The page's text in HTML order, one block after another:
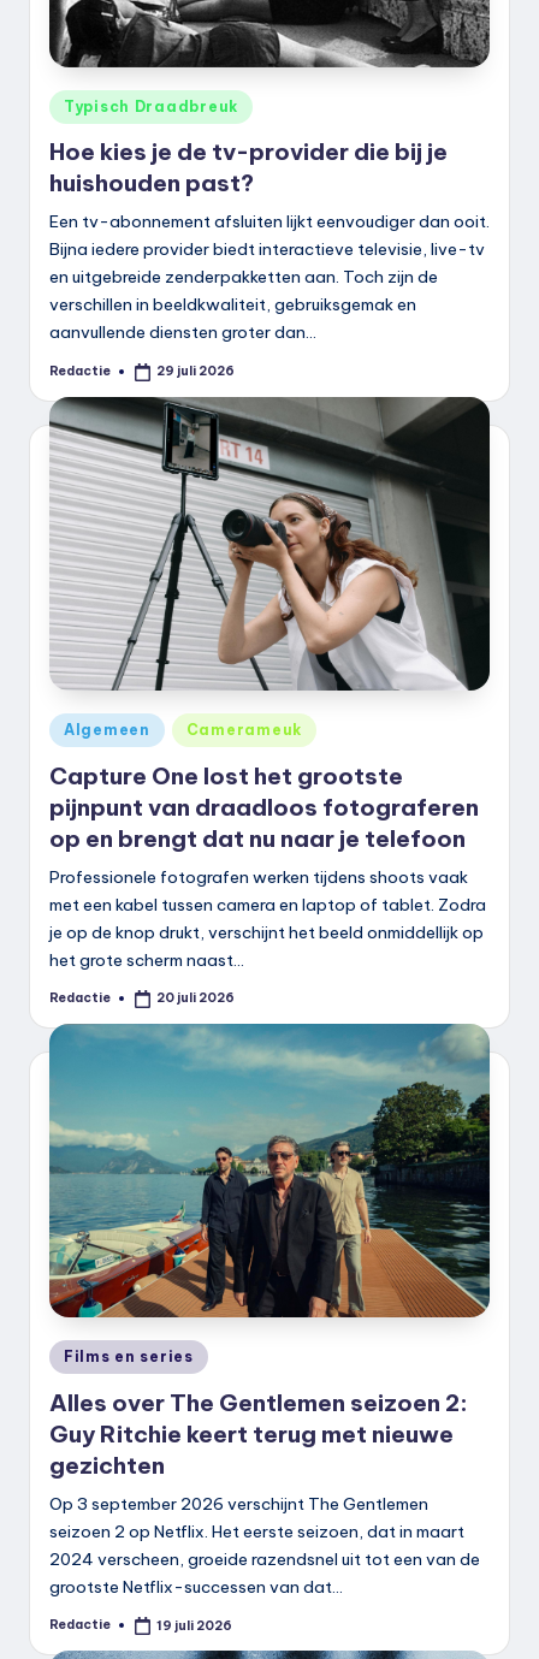
.
n
De occasionmarkt digitaliseert
JoyBuy: Verkoop airconditioners
Telefoontje van KPN, Ziggo of
Philips OLED+911 wint Red Dot
Teufel bestaat vijftien jaar in
Geplaatst
in
Typisch Draadbreuk
Hoe kies je de tv-provider die bij je
huishouden past?
Een tv-abonnement afsluiten lijkt eenvoudiger dan ooit.
Bijna iedere provider biedt interactieve televisie, live-tv
en uitgebreide zenderpakketten aan. Toch zijn de
verschillen in beeldkwaliteit, gebruiksgemak en
aanvullende diensten groter dan…
Geplaatst
Redactie 29 juli 2026
Geplaatst
in
Algemeen Camerameuk
Capture One lost het grootste
pijnpunt van draadloos fotograferen
op en brengt dat nu naar je telefoon
Professionele fotografen werken tijdens shoots vaak
met een kabel tussen camera en laptop of tablet. Zodra
je op de knop drukt, verschijnt het beeld onmiddellijk op
het grote scherm naast…
Geplaatst
Redactie 20 juli 2026
Geplaatst
in
Films en series
Alles over The Gentlemen seizoen 2:
Guy Ritchie keert terug met nieuwe
gezichten
Op 3 september 2026 verschijnt The Gentlemen
seizoen 2 op Netflix. Het eerste seizoen, dat in maart
2024 verscheen, groeide razendsnel uit tot een van de
grootste Netflix-successen van dat…
Geplaatst
Redactie 19 juli 2026